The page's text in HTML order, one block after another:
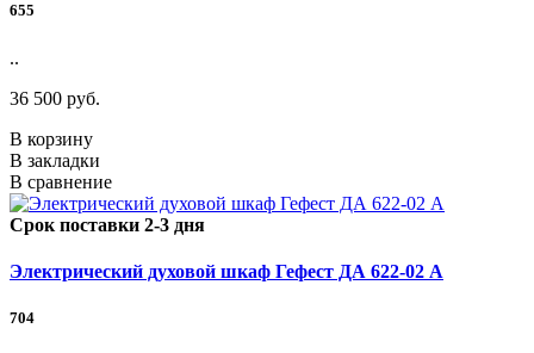
655
..
36 500 руб.
В корзину
В закладки
В сравнение
Срок поставки 2-3 дня
Электрический духовой шкаф Гефест ДА 622-02 А
704